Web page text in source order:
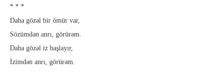
* * *
Daha gözəl bir ömür var,
Sözümdən anrı, görürəm.
Daha gözəl iz başlayır,
İzimdən anrı, görürəm.